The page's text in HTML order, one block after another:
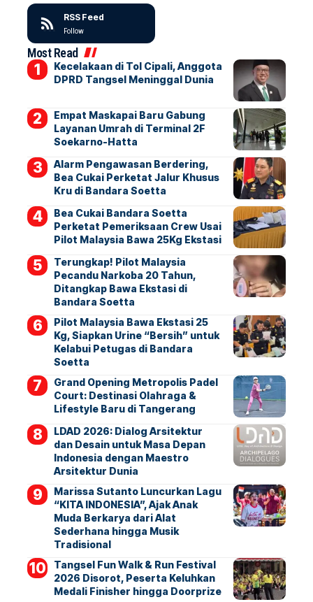
RSS Feed
Follow
Most Read
Kecelakaan di Tol Cipali, Anggota
DPRD Tangsel Meninggal Dunia
Empat Maskapai Baru Gabung
Layanan Umrah di Terminal 2F
Soekarno-Hatta
Alarm Pengawasan Berdering,
Bea Cukai Perketat Jalur Khusus
Kru di Bandara Soetta
Bea Cukai Bandara Soetta
Perketat Pemeriksaan Crew Usai
Pilot Malaysia Bawa 25Kg Ekstasi
Terungkap! Pilot Malaysia
Pecandu Narkoba 20 Tahun,
Ditangkap Bawa Ekstasi di
Bandara Soetta
Pilot Malaysia Bawa Ekstasi 25
Kg, Siapkan Urine “Bersih” untuk
Kelabui Petugas di Bandara
Soetta
Grand Opening Metropolis Padel
Court: Destinasi Olahraga &
Lifestyle Baru di Tangerang
LDAD 2026: Dialog Arsitektur
dan Desain untuk Masa Depan
Indonesia dengan Maestro
Arsitektur Dunia
Marissa Sutanto Luncurkan Lagu
“KITA INDONESIA”, Ajak Anak
Muda Berkarya dari Alat
Sederhana hingga Musik
Tradisional
Tangsel Fun Walk & Run Festival
2026 Disorot, Peserta Keluhkan
Medali Finisher hingga Doorprize